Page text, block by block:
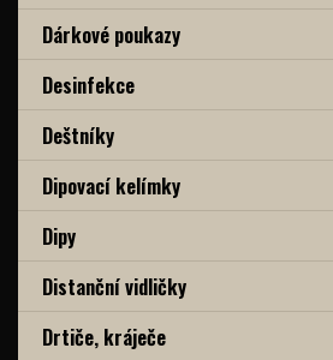
Dárkové poukazy
Desinfekce
Deštníky
Dipovací kelímky
Dipy
Distanční vidličky
Drtiče, kráječe